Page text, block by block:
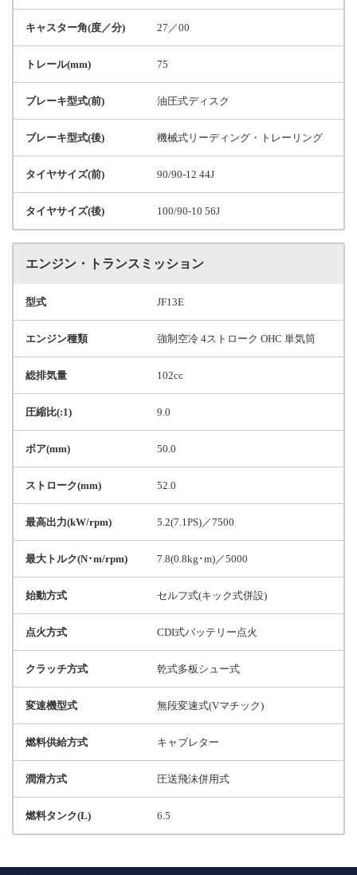
キャスター角(度／分) 27／00
トレール(mm) 75
ブレーキ型式(前) 油圧式ディスク
ブレーキ型式(後) 機械式リーディング・トレーリング
タイヤサイズ(前) 90/90-12 44J
タイヤサイズ(後) 100/90-10 56J
エンジン・トランスミッション
型式 JF13E
エンジン種類 強制空冷 4ストローク OHC 単気筒
総排気量 102cc
圧縮比(:1) 9.0
ボア(mm) 50.0
ストローク(mm) 52.0
最高出力(kW/rpm) 5.2(7.1PS)／7500
最大トルク(N･m/rpm) 7.8(0.8kg･m)／5000
始動方式 セルフ式(キック式併設)
点火方式 CDI式バッテリー点火
クラッチ方式 乾式多板シュー式
変速機型式 無段変速式(Vマチック)
燃料供給方式 キャブレター
潤滑方式 圧送飛沫併用式
燃料タンク(L) 6.5